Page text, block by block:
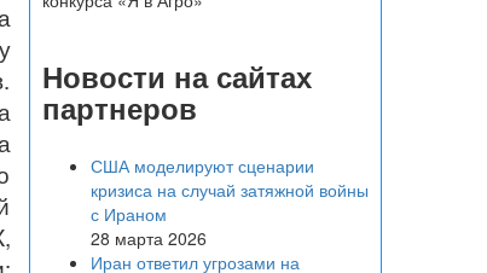
Новости на сайтах
партнеров
США моделируют сценарии
кризиса на случай затяжной войны
с Ираном
28 марта 2026
Иран ответил угрозами на